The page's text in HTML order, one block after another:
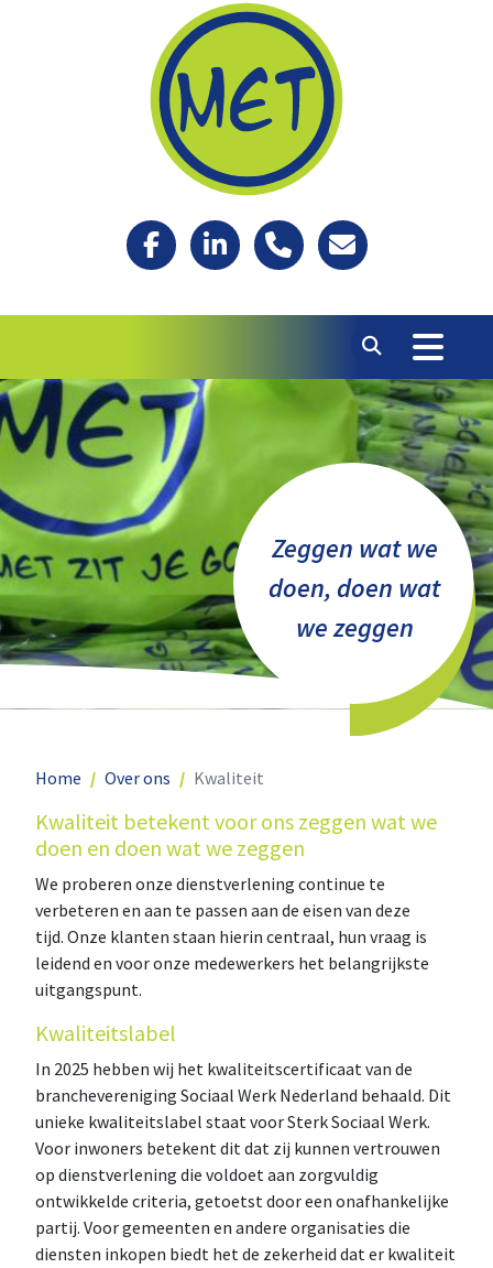
Zeggen wat we
doen, doen wat
we zeggen
Home Over ons Kwaliteit
Kwaliteit betekent voor ons zeggen wat we
doen en doen wat we zeggen
We proberen onze dienstverlening continue te
verbeteren en aan te passen aan de eisen van deze
tijd. Onze klanten staan hierin centraal, hun vraag is
leidend en voor onze medewerkers het belangrijkste
uitgangspunt.
Kwaliteitslabel
In 2025 hebben wij het kwaliteitscertificaat van de
branchevereniging Sociaal Werk Nederland behaald. Dit
unieke kwaliteitslabel staat voor Sterk Sociaal Werk.
Voor inwoners betekent dit dat zij kunnen vertrouwen
op dienstverlening die voldoet aan zorgvuldig
ontwikkelde criteria, getoetst door een onafhankelijke
partij. Voor gemeenten en andere organisaties die
diensten inkopen biedt het de zekerheid dat er kwaliteit